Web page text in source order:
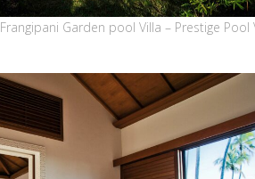
Frangipani Garden pool Villa – Prestige